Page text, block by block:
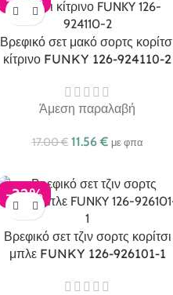
Βρεφικό σετ μακό σορτς
κίτρινο FUNKY 126-924110-2
Άμεση παραλαβή
17.00€ 11.56 € με φπα
-32%
Βρεφικό σετ τζιν σορτς κορίτσι
μπλε FUNKY 126-926101-1